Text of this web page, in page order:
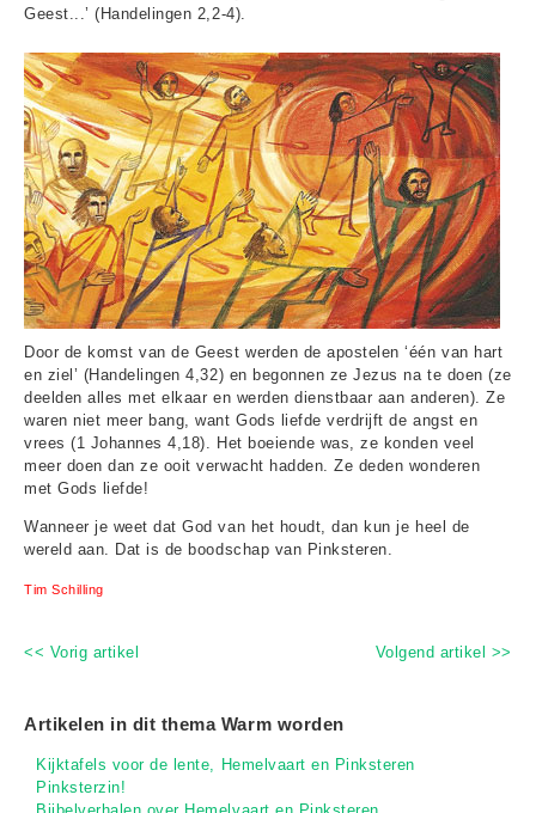
Geest...’ (Handelingen 2,2-4).
Door de komst van de Geest werden de apostelen ‘één van hart
en ziel’ (Handelingen 4,32) en begonnen ze Jezus na te doen (ze
deelden alles met elkaar en werden dienstbaar aan anderen). Ze
waren niet meer bang, want Gods liefde verdrijft de angst en
vrees (1 Johannes 4,18). Het boeiende was, ze konden veel
meer doen dan ze ooit verwacht hadden. Ze deden wonderen
met Gods liefde!
Wanneer je weet dat God van het houdt, dan kun je heel de
wereld aan. Dat is de boodschap van Pinksteren.
Tim Schilling
<< Vorig artikel Volgend artikel >>
Artikelen in dit thema Warm worden
Kijktafels voor de lente, Hemelvaart en Pinksteren
Pinksterzin!